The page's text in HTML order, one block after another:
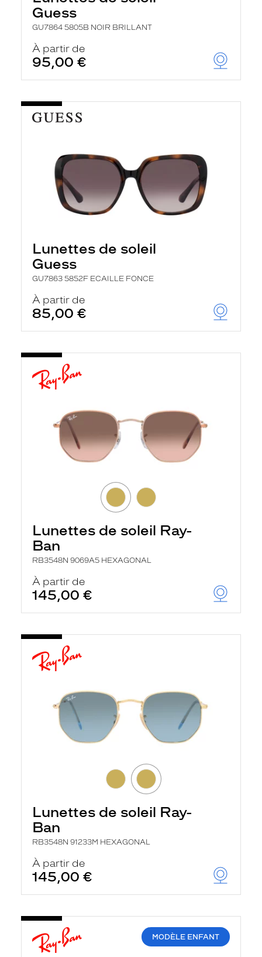
Guess
GU7864 5805B NOIR BRILLANT
À partir de
95,00 €
Lunettes de soleil
Guess
GU7863 5852F ECAILLE FONCE
À partir de
85,00 €
Lunettes de soleil Ray-
Ban
RB3548N 9069A5 HEXAGONAL
À partir de
145,00 €
Lunettes de soleil Ray-
Ban
RB3548N 91233M HEXAGONAL
À partir de
145,00 €
MODÈLE ENFANT